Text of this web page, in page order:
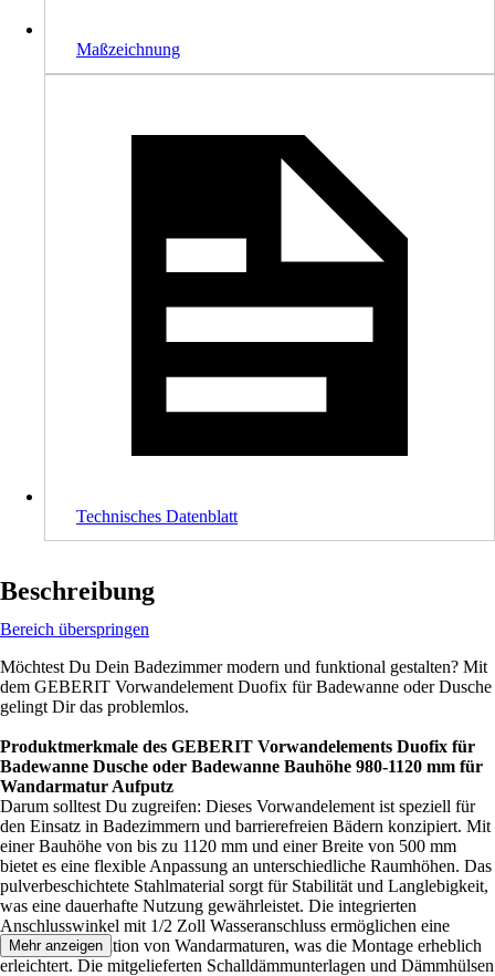
Maßzeichnung
Technisches Datenblatt
Beschreibung
Bereich überspringen
Möchtest Du Dein Badezimmer modern und funktional gestalten? Mit
dem GEBERIT Vorwandelement Duofix für Badewanne oder Dusche
gelingt Dir das problemlos.
Produktmerkmale des GEBERIT Vorwandelements Duofix für
Badewanne Dusche oder Badewanne Bauhöhe 980-1120 mm für
Wandarmatur Aufputz
Darum solltest Du zugreifen: Dieses Vorwandelement ist speziell für
den Einsatz in Badezimmern und barrierefreien Bädern konzipiert. Mit
einer Bauhöhe von bis zu 1120 mm und einer Breite von 500 mm
bietet es eine flexible Anpassung an unterschiedliche Raumhöhen. Das
pulverbeschichtete Stahlmaterial sorgt für Stabilität und Langlebigkeit,
was eine dauerhafte Nutzung gewährleistet. Die integrierten
Anschlusswinkel mit 1/2 Zoll Wasseranschluss ermöglichen eine
einfache Installation von Wandarmaturen, was die Montage erheblich
erleichtert. Die mitgelieferten Schalldämmunterlagen und Dämmhülsen
Mehr anzeigen